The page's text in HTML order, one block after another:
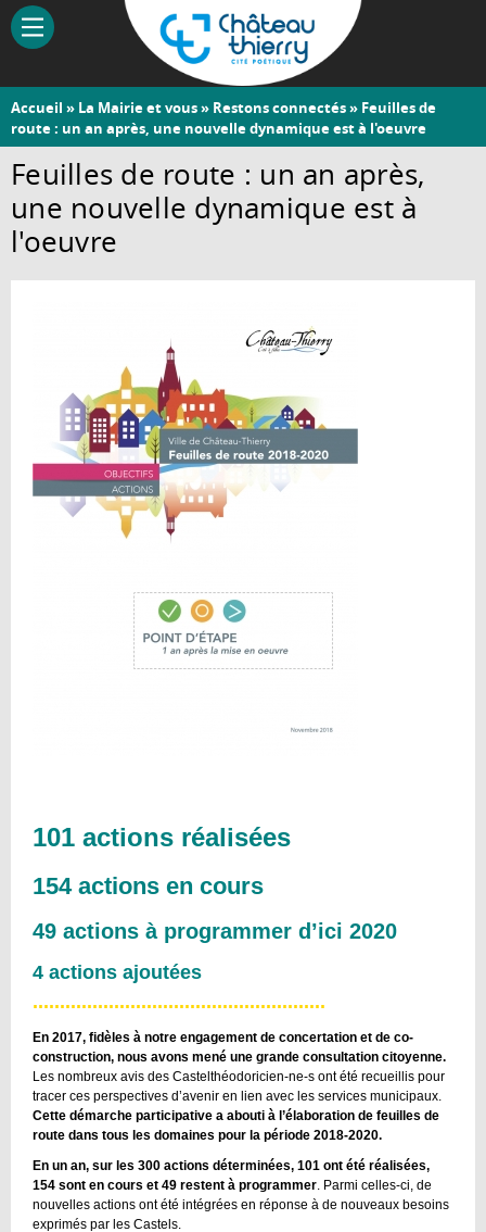
Aller
contenu
Château-
Thierry
Vous
êtes
ici
Accueil » La Mairie et vous» Restons connectés» Feuilles de
route : un an après, une nouvelle dynamique est à l'oeuvre
Feuilles de route : un an après,
une nouvelle dynamique est à
l'oeuvre
101 actions réalisées
154 actions en cours
49 actions à programmer d’ici 2020
4 actions ajoutées
......................................................
En 2017, fidèles à notre engagement de concertation et de co-
construction, nous avons mené une grande consultation citoyenne.
Les nombreux avis des Castelthéodoricien-ne-s ont été recueillis pour
tracer ces perspectives d’avenir en lien avec les services municipaux.
Cette démarche participative a abouti à l’élaboration de feuilles de
route dans tous les domaines pour la période 2018-2020.
En un an, sur les 300 actions déterminées, 101 ont été réalisées,
154 sont en cours et 49 restent à programmer . Parmi celles-ci, de
nouvelles actions ont été intégrées en réponse à de nouveaux besoins
exprimés par les Castels.